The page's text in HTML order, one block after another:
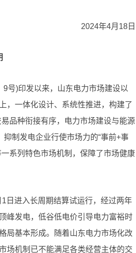
2024年4月18日
号)印发以来，山东电力市场建设以
，一体化设计、系统性推进，构建了
品种衔接有序，电力市场建设与能源
制发电企业行使市场力的“事前+事
系列特色市场机制，保障了市场健康
日进入长周期结算试运行，经过两年
峰发电，低谷低电价引导电力富裕时
局基本形成。随着山东电力市场化改
场机制已不能满足各类经营主体的交